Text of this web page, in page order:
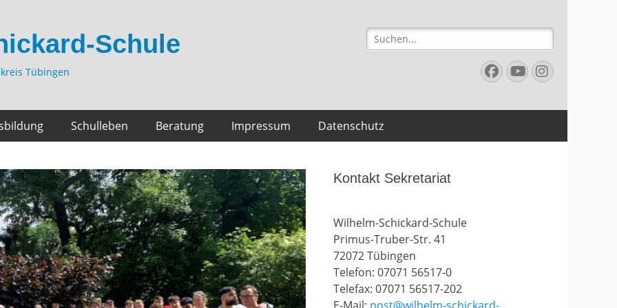
Schule
Tübingen
Suchen
nach:
Facebook
YouTube
Schulleben Beratung Impressum Datenschutz
Kontakt Sekretariat
Wilhelm-Schickard-Schule
Primus-Truber-Str. 41
72072 Tübingen
Telefon: 07071 56517-0
Telefax: 07071 56517-202